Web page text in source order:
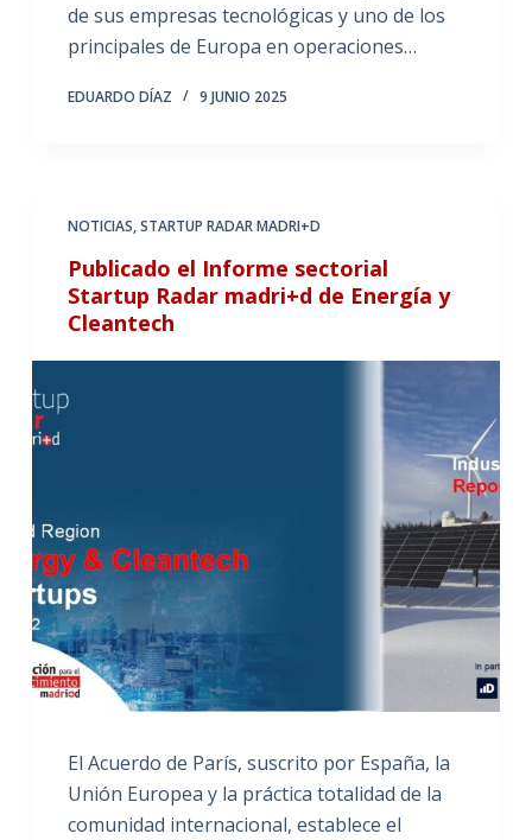
de sus empresas tecnológicas y uno de los
principales de Europa en operaciones…
EDUARDO DÍAZ 9 JUNIO 2025
NOTICIAS,STARTUP RADAR MADRI+D
Publicado el Informe sectorial
Startup Radar madri+d de Energía y
Cleantech
El Acuerdo de París, suscrito por España, la
Unión Europea y la práctica totalidad de la
comunidad internacional, establece el